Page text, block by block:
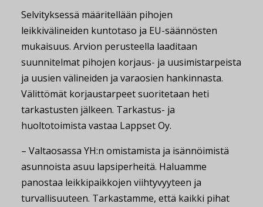
Selvityksessä määritellään pihojen
leikkivälineiden kuntotaso ja EU-säännösten
mukaisuus. Arvion perusteella laaditaan
suunnitelmat pihojen korjaus- ja uusimistarpeista
ja uusien välineiden ja varaosien hankinnasta.
Välittömät korjaustarpeet suoritetaan heti
tarkastusten jälkeen. Tarkastus- ja
huoltotoimista vastaa Lappset Oy.
– Valtaosassa YH:n omistamista ja isännöimistä
asunnoista asuu lapsiperheitä. Haluamme
panostaa leikkipaikkojen viihtyvyyteen ja
turvallisuuteen. Tarkastamme, että kaikki pihat